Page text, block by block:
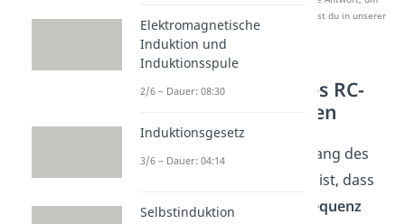
Studyflix zu verbessern. Mehr dazu erfährst du in unserer
Datenschutzerklärung
Grenzfrequenz eines RC-
Tiefpasses berechnen
Ein wichtiger Zusammenhang des
Tiefpassfilters 1. Ordnung ist, dass
bei Erreichen der
Grenzfrequenz
Elektromagnetische
Induktion und
Induktionsspule
2/6 – Dauer: 08:30
Induktionsgesetz
3/6 – Dauer: 04:14
Selbstinduktion